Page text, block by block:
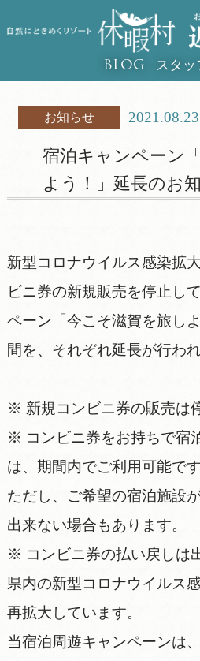
BLOG スタッ
お知らせ 2021.08.23
宿泊キャンペーン
よう！」延長のお
新型コロナウイルス感染拡
ビニ券の新規販売を停止し
ペーン「今こそ滋賀を旅し
間を、それぞれ延長が行わ
※ 新規コンビニ券の販売は
※ コンビニ券をお持ちで宿
は、期間内でご利用可能です
ただし、ご希望の宿泊施設
出来ない場合もあります。
※ コンビニ券の払い戻しは
県内の新型コロナウイルス
再拡大しています。
当宿泊周遊キャンペーンは